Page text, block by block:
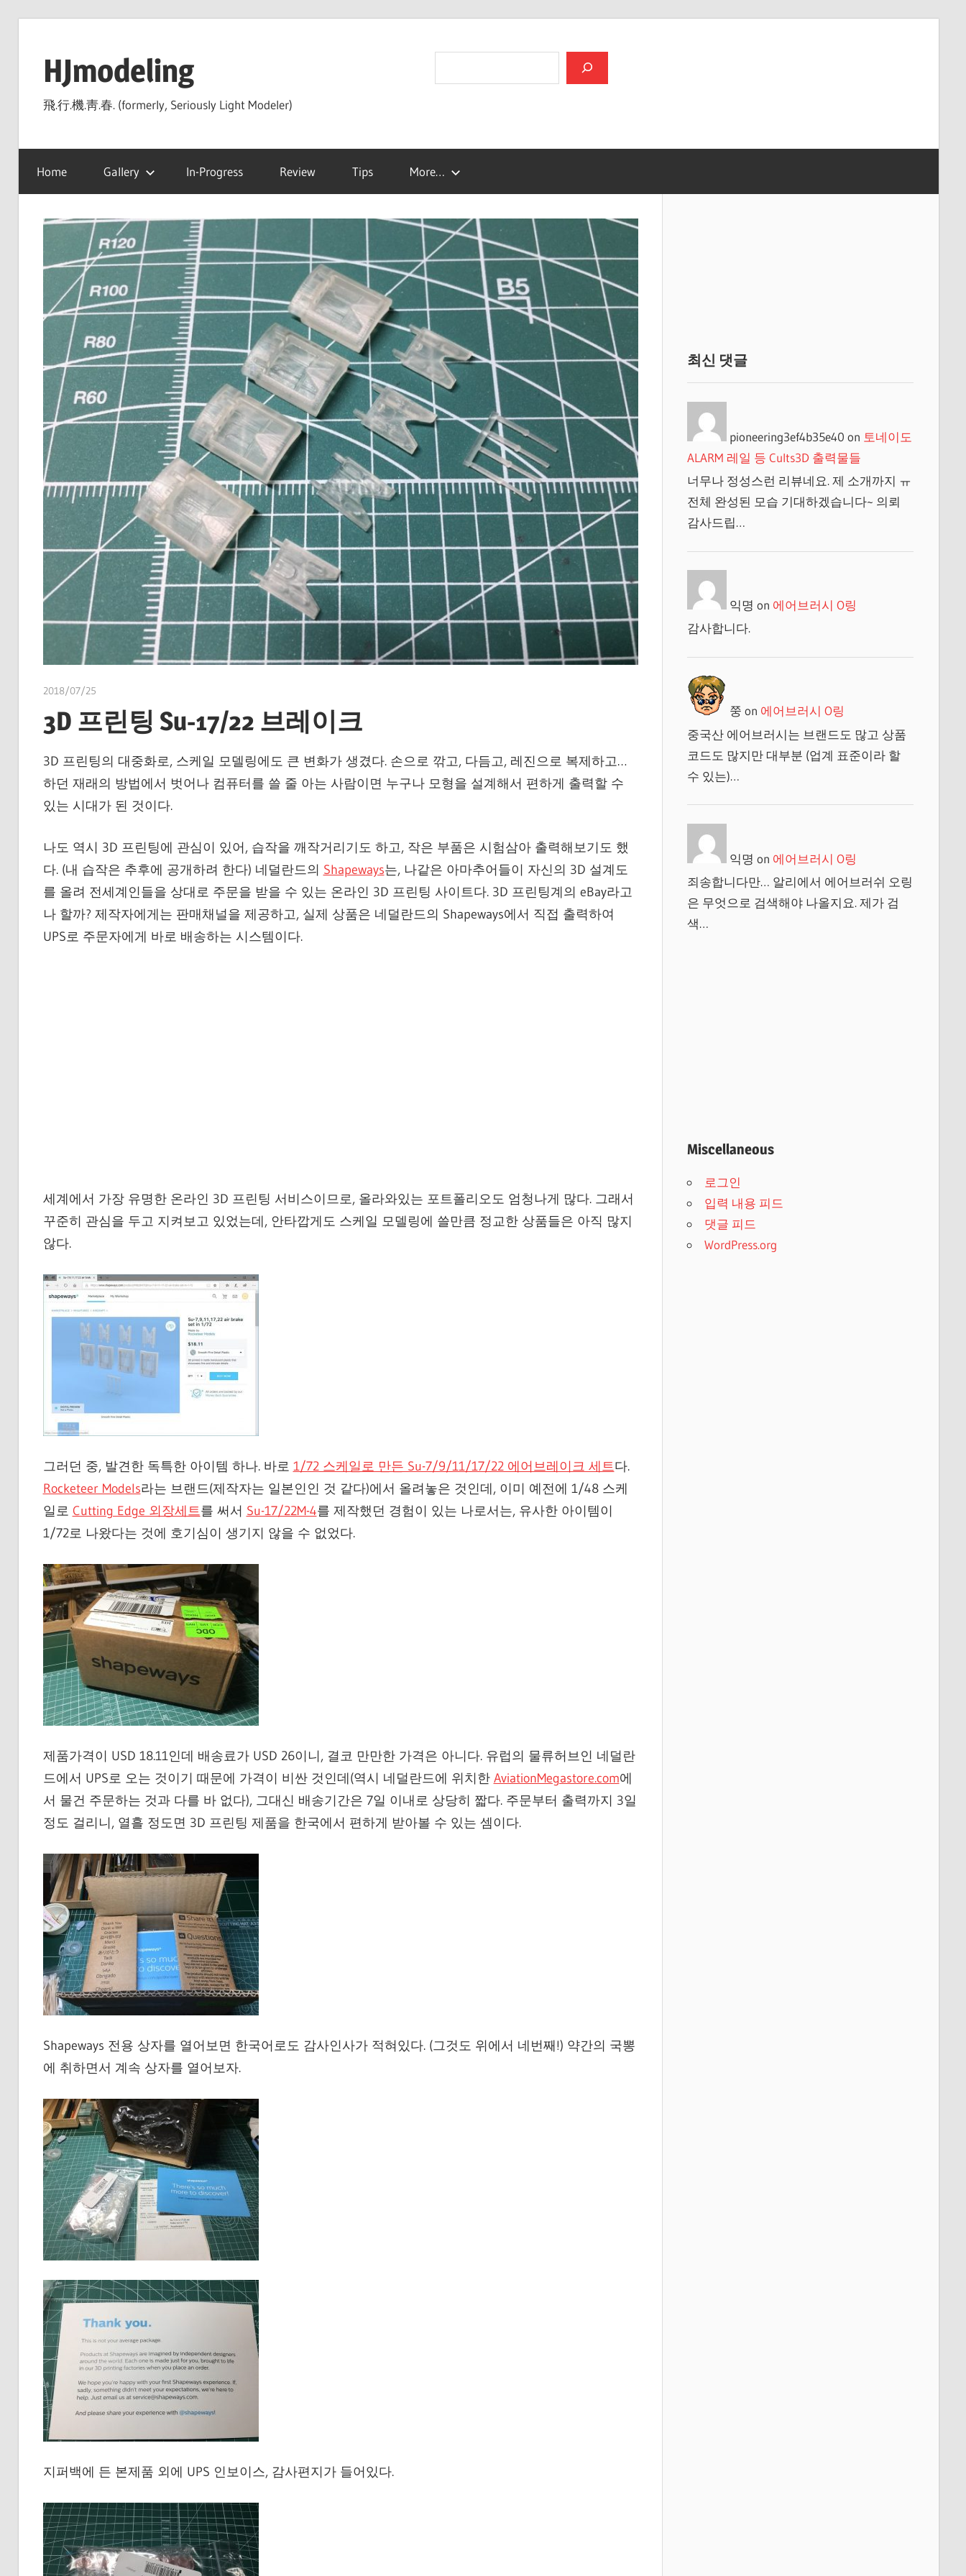
contentHJmodeling
飛.行.機.靑.春. (formerly, Seriously Light Modeler)
Home Gallery In-Progress Review Tips More…
2018/07/25
3D 프린팅 Su-17/22 브레이크
3D 프린팅의 대중화로, 스케일 모델링에도 큰 변화가 생겼다. 손으로 깎고, 다듬고, 레진으로 복제하고…
하던 재래의 방법에서 벗어나 컴퓨터를 쓸 줄 아는 사람이면 누구나 모형을 설계해서 편하게 출력할 수
있는 시대가 된 것이다.
나도 역시 3D 프린팅에 관심이 있어, 습작을 깨작거리기도 하고, 작은 부품은 시험삼아 출력해보기도 했
다. (내 습작은 추후에 공개하려 한다) 네덜란드의 Shapeways는, 나같은 아마추어들이 자신의 3D 설계도
를 올려 전세계인들을 상대로 주문을 받을 수 있는 온라인 3D 프린팅 사이트다. 3D 프린팅계의 eBay라고
나 할까? 제작자에게는 판매채널을 제공하고, 실제 상품은 네덜란드의 Shapeways에서 직접 출력하여
UPS로 주문자에게 바로 배송하는 시스템이다.
세계에서 가장 유명한 온라인 3D 프린팅 서비스이므로, 올라와있는 포트폴리오도 엄청나게 많다. 그래서
꾸준히 관심을 두고 지켜보고 있었는데, 안타깝게도 스케일 모델링에 쓸만큼 정교한 상품들은 아직 많지
않다.
그러던 중, 발견한 독특한 아이템 하나. 바로 1/72 스케일로 만든 Su-7/9/11/17/22 에어브레이크 세트다.
Rocketeer Models라는 브랜드(제작자는 일본인인 것 같다)에서 올려놓은 것인데, 이미 예전에 1/48 스케
일로 Cutting Edge 외장세트를 써서 Su-17/22M-4를 제작했던 경험이 있는 나로서는, 유사한 아이템이
1/72로 나왔다는 것에 호기심이 생기지 않을 수 없었다.
제품가격이 USD 18.11인데 배송료가 USD 26이니, 결코 만만한 가격은 아니다. 유럽의 물류허브인 네덜란
드에서 UPS로 오는 것이기 때문에 가격이 비싼 것인데(역시 네덜란드에 위치한 AviationMegastore.com에
서 물건 주문하는 것과 다를 바 없다), 그대신 배송기간은 7일 이내로 상당히 짧다. 주문부터 출력까지 3일
정도 걸리니, 열흘 정도면 3D 프린팅 제품을 한국에서 편하게 받아볼 수 있는 셈이다.
Shapeways 전용 상자를 열어보면 한국어로도 감사인사가 적혀있다. (그것도 위에서 네번째!) 약간의 국뽕
에 취하면서 계속 상자를 열어보자.
지퍼백에 든 본제품 외에 UPS 인보이스, 감사편지가 들어있다.
최신 댓글
pioneering3ef4b35e40 on 토네이도
ALARM 레일 등 Cults3D 출력물들
너무나 정성스런 리뷰네요. 제 소개까지 ㅠ
전체 완성된 모습 기대하겠습니다~ 의뢰
감사드립…
익명 on 에어브러시 O링
감사합니다.
쭝 on 에어브러시 O링
중국산 에어브러시는 브랜드도 많고 상품
코드도 많지만 대부분 (업계 표준이라 할
수 있는)…
익명 on 에어브러시 O링
죄송합니다만… 알리에서 에어브러쉬 오링
은 무엇으로 검색해야 나올지요. 제가 검
색…
Miscellaneous
로그인
입력 내용 피드
댓글 피드
WordPress.org